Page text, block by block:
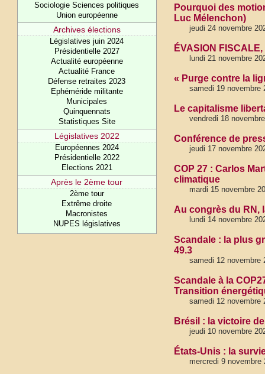
Sociologie Sciences politiques
Union européenne
Archives élections
Législatives juin 2024
Présidentielle 2027
Actualité européenne
Actualité France
Défense retraites 2023
Ephéméride militante
Municipales
Quinquennats
Statistiques Site
Législatives 2022
Européennes 2024
Présidentielle 2022
Elections 2021
Après le 2ème tour
2ème tour
Extrême droite
Macronistes
NUPES législatives
Pourquoi des
Luc Mélenchon)
jeudi 24 novembre
ÉVASION
lundi 21 novembre
« Purge contre la
samedi 19 novembre
Le capitalisme
vendredi 18
Conférence de
jeudi 17 novembre
COP 27 : Carlos
climatique
mardi 15 novembre
Au congrès du RN,
lundi 14 novembre
Scandale : la plus
49.3
samedi 12 novembre
Scandale à la
Transition
samedi 12 novembre
Brésil : la victoire
jeudi 10 novembre
États-Unis : la
mercredi 9 novembre